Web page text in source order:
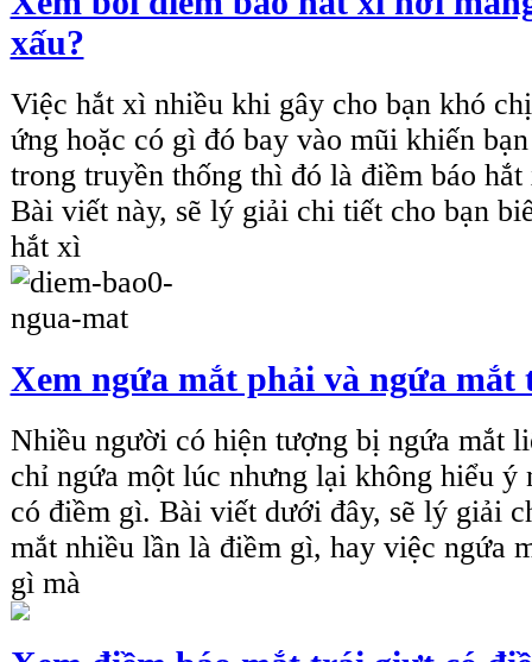
xấu?
Việc hắt xì nhiều khi gây cho bạn khó
ứng hoặc có gì đó bay vào mũi khiến
trong truyền thống thì đó là điềm báo
Bài viết này, sẽ lý giải chi tiết cho bạn
hắt xì
Xem ngứa mắt phải và ngứa mắt
Nhiều người có hiện tượng bị ngứa mắt
chỉ ngứa một lúc nhưng lại không hiểu ý
có điềm gì. Bài viết dưới đây, sẽ lý giải
mắt nhiều lần là điềm gì, hay việc ngứa
gì mà